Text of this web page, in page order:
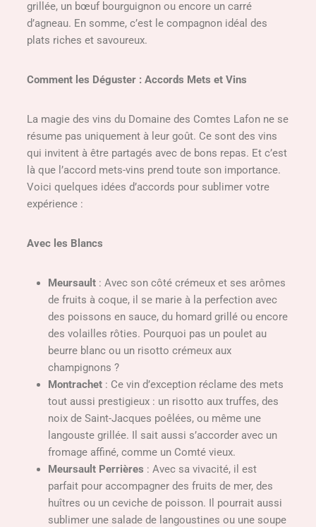
grillée, un bœuf bourguignon ou encore un carré
d’agneau. En somme, c’est le compagnon idéal des
plats riches et savoureux.
Comment les Déguster : Accords Mets et Vins
La magie des vins du Domaine des Comtes Lafon ne se
résume pas uniquement à leur goût. Ce sont des vins
qui invitent à être partagés avec de bons repas. Et c’est
là que l’accord mets-vins prend toute son importance.
Voici quelques idées d’accords pour sublimer votre
expérience :
Avec les Blancs
Meursault : Avec son côté crémeux et ses arômes
de fruits à coque, il se marie à la perfection avec
des poissons en sauce, du homard grillé ou encore
des volailles rôties. Pourquoi pas un poulet au
beurre blanc ou un risotto crémeux aux
champignons ?
Montrachet : Ce vin d’exception réclame des mets
tout aussi prestigieux : un risotto aux truffes, des
noix de Saint-Jacques poêlées, ou même une
langouste grillée. Il sait aussi s’accorder avec un
fromage affiné, comme un Comté vieux.
Meursault Perrières : Avec sa vivacité, il est
parfait pour accompagner des fruits de mer, des
huîtres ou un ceviche de poisson. Il pourrait aussi
sublimer une salade de langoustines ou une soupe